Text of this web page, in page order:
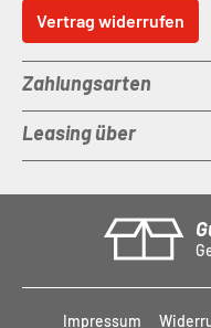
Vertrag widerrufen
Zahlungsarten
Leasing über
Impressum